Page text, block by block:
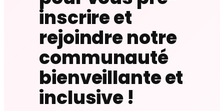
inscrire et
rejoindre notre
communauté
bienveillante et
inclusive !